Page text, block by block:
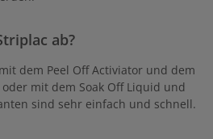
ab?
dem Peel Off Activiator und dem
mit dem Soak Off Liquid und
sind sehr einfach und schnell.